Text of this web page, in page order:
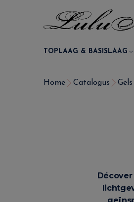
TOPLAAG & BASISLAAG
Home Catalogus